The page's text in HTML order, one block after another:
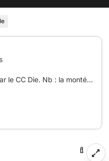
le CC Die. Nb : la montée
destine à un public très
par Les Nonnières
sur Menée est "atypique"